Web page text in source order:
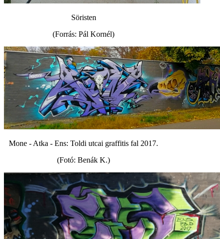
Söristen
(Forrás: Pál Kornél)
Mone - Atka - Ens: Toldi utcai graffitis fal 2017.
(Fotó: Benák K.)